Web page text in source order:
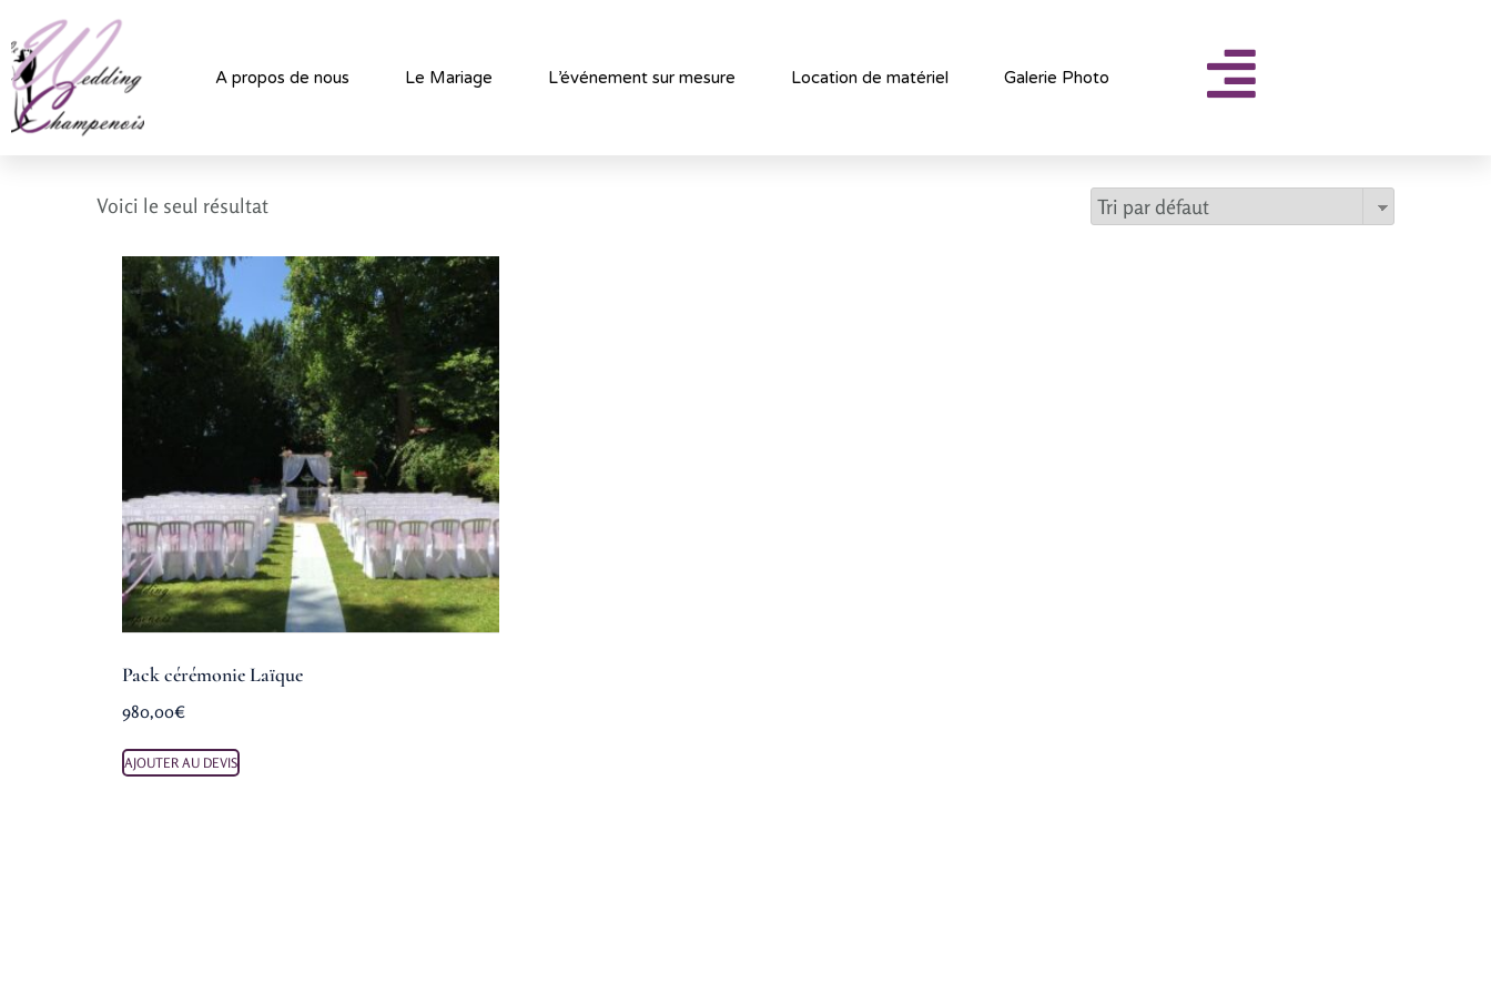
A propos de nous Le Mariage L’événement sur mesure Location de matériel Galerie Photo
Voici le seul résultat
Pack cérémonie Laïque
980,00€
AJOUTER AU DEVIS